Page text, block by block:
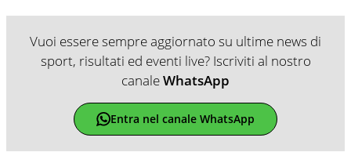
Vuoi essere sempre aggiornato su ultime news di
sport, risultati ed eventi live? Iscriviti al nostro
canaleWhatsApp
Entra nel canale WhatsApp